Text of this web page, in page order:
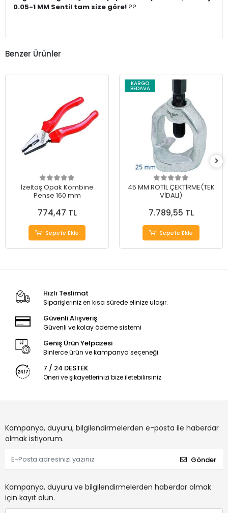
0.05-1 MM Sentil tam size göre! ??
Benzer Ürünler
İzeltaş Opak Kombine
Pense 160 mm
774,47 TL
Sepete Ekle
KARGO
BEDAVA
45 MM ROTİL ÇEKTİRME(TEK
VİDALI)
7.789,55 TL
Sepete Ekle
Hızlı Teslimat
Siparişleriniz en kısa sürede elinize ulaşır.
Güvenli Alışveriş
Güvenli ve kolay ödeme sistemi
Geniş Ürün Yelpazesi
Binlerce ürün ve kampanya seçeneği
7 / 24 DESTEK
Öneri ve şikayetlerinizi bize iletebilirsiniz.
Kampanya, duyuru, bilgilendirmelerden e-posta ile haberdar
olmak istiyorum.
Gönder
Kampanya, duyuru ve bilgilendirmelerden haberdar olmak
için kayıt olun.